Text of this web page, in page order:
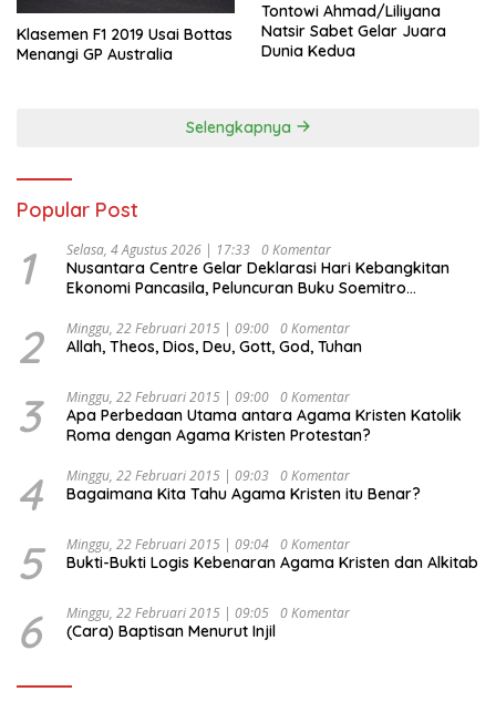
Klasemen F1 2019 Usai Bottas
Menangi GP Australia
Tontowi Ahmad/Liliyana
Natsir Sabet Gelar Juara
Dunia Kedua
Selengkapnya
Popular Post
1 Selasa, 4 Agustus 2026 | 17:33 0 Komentar
Nusantara Centre Gelar Deklarasi Hari Kebangkitan
Ekonomi Pancasila, Peluncuran Buku Soemitro
Ekonomi Politik Indonesia) & Simposium Nasional
“Urgensi Undang-Undang Perekonomian Nasional dan
Indonesia Emas 2045”,
2 Minggu, 22 Februari 2015 | 09:00 0 Komentar
Allah, Theos, Dios, Deu, Gott, God, Tuhan
3 Minggu, 22 Februari 2015 | 09:00 0 Komentar
Apa Perbedaan Utama antara Agama Kristen Katolik
Roma dengan Agama Kristen Protestan?
4 Minggu, 22 Februari 2015 | 09:03 0 Komentar
Bagaimana Kita Tahu Agama Kristen itu Benar?
5 Minggu, 22 Februari 2015 | 09:04 0 Komentar
Bukti-Bukti Logis Kebenaran Agama Kristen dan Alkitab
6 Minggu, 22 Februari 2015 | 09:05 0 Komentar
(Cara) Baptisan Menurut Injil